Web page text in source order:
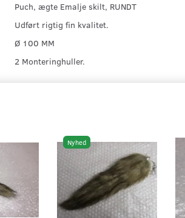
Puch, ægte Emalje skilt, RUNDT
Udført rigtig fin kvalitet.
Ø 100 MM
2 Monteringhuller.
Nyhed